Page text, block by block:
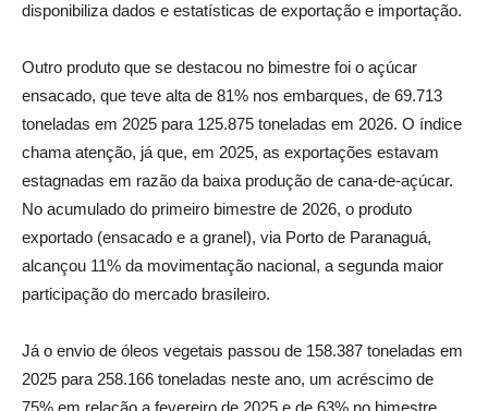
disponibiliza dados e estatísticas de exportação e importação.
Outro produto que se destacou no bimestre foi o açúcar
ensacado, que teve alta de 81% nos embarques, de 69.713
toneladas em 2025 para 125.875 toneladas em 2026. O índice
chama atenção, já que, em 2025, as exportações estavam
estagnadas em razão da baixa produção de cana-de-açúcar.
No acumulado do primeiro bimestre de 2026, o produto
exportado (ensacado e a granel), via Porto de Paranaguá,
alcançou 11% da movimentação nacional, a segunda maior
participação do mercado brasileiro.
Já o envio de óleos vegetais passou de 158.387 toneladas em
2025 para 258.166 toneladas neste ano, um acréscimo de
75% em relação a fevereiro de 2025 e de 63% no bimestre.